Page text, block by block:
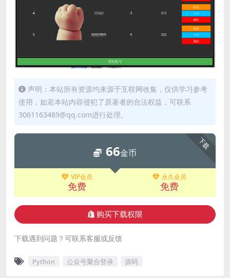
声明：本站所有资源均来源于互联网收集，仅供学习参考
使用，如若本站内容侵犯了原著者的合法权益，可联系
3061163489@qq.com进行处理。
下载
66金币
VIP会员
免费
永久会员
免费
购买下载权限
下载遇到问题？可联系客服或反馈
Python 公众号聚合登录 源码